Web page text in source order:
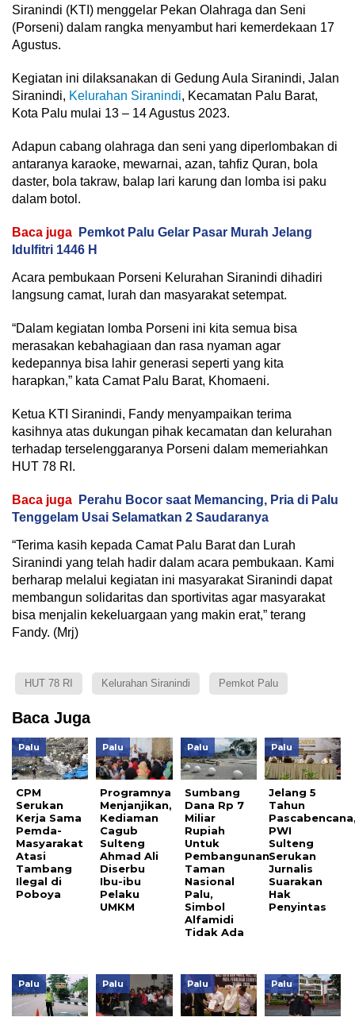
Siranindi (KTI) menggelar Pekan Olahraga dan Seni
(Porseni) dalam rangka menyambut hari kemerdekaan 17
Agustus.
Kegiatan ini dilaksanakan di Gedung Aula Siranindi, Jalan
Siranindi, Kelurahan Siranindi, Kecamatan Palu Barat,
Kota Palu mulai 13 – 14 Agustus 2023.
Adapun cabang olahraga dan seni yang diperlombakan di
antaranya karaoke, mewarnai, azan, tahfiz Quran, bola
daster, bola takraw, balap lari karung dan lomba isi paku
dalam botol.
Baca juga
Pemkot Palu Gelar Pasar Murah Jelang
Idulfitri 1446 H
Acara pembukaan Porseni Kelurahan Siranindi dihadiri
langsung camat, lurah dan masyarakat setempat.
“Dalam kegiatan lomba Porseni ini kita semua bisa
merasakan kebahagiaan dan rasa nyaman agar
kedepannya bisa lahir generasi seperti yang kita
harapkan,” kata Camat Palu Barat, Khomaeni.
Ketua KTI Siranindi, Fandy menyampaikan terima
kasihnya atas dukungan pihak kecamatan dan kelurahan
terhadap terselenggaranya Porseni dalam memeriahkan
HUT 78 RI.
Baca juga
Perahu Bocor saat Memancing, Pria di Palu
Tenggelam Usai Selamatkan 2 Saudaranya
“Terima kasih kepada Camat Palu Barat dan Lurah
Siranindi yang telah hadir dalam acara pembukaan. Kami
berharap melalui kegiatan ini masyarakat Siranindi dapat
membangun solidaritas dan sportivitas agar masyarakat
bisa menjalin kekeluargaan yang makin erat,” terang
Fandy. (Mrj)
HUT 78 RI Kelurahan Siranindi Pemkot Palu
Baca Juga
Palu
CPM
Serukan
Kerja Sama
Pemda-
Masyarakat
Atasi
Tambang
Ilegal di
Poboya
Palu
Programnya
Menjanjikan,
Kediaman
Cagub
Sulteng
Ahmad Ali
Diserbu
Ibu-ibu
Pelaku
UMKM
Palu
Sumbang
Dana Rp 7
Miliar
Rupiah
Untuk
Pembangunan
Taman
Nasional
Palu,
Simbol
Alfamidi
Tidak Ada
Palu
Jelang 5
Tahun
PWI
Sulteng
Serukan
Jurnalis
Suarakan
Hak
Penyintas
Palu Palu Palu Palu